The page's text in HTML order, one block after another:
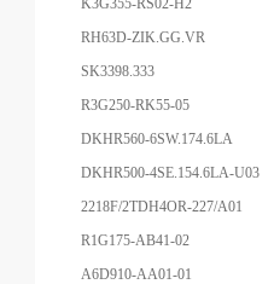
K3G355-RS02-H2
RH63D-ZIK.GG.VR
SK3398.333
R3G250-RK55-05
DKHR560-6SW.174.6LA
DKHR500-4SE.154.6LA-U03
2218F/2TDH4OR-227/A01
R1G175-AB41-02
A6D910-AA01-01